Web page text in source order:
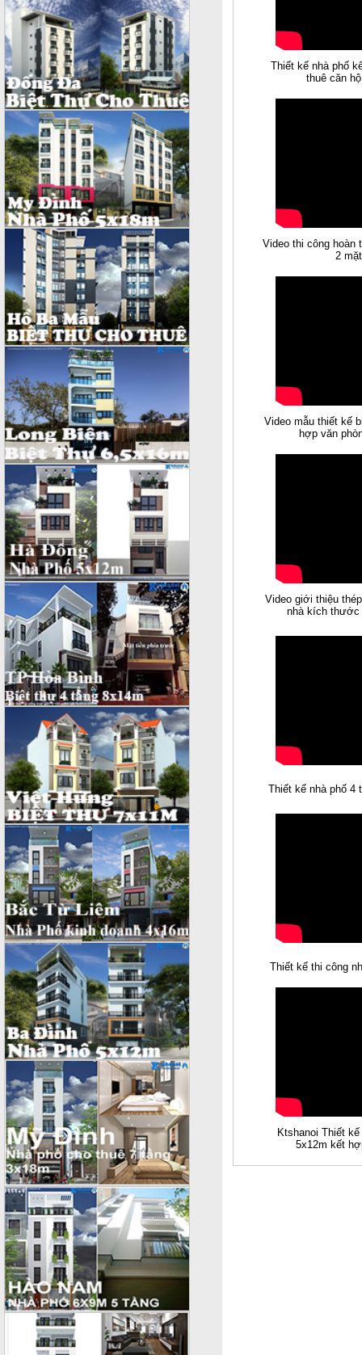
Thiết kế nhà phố
thuê căn
Video thi công hoàn
2
Video mẫu thiết kế
hợp văn
Video giới thiệu
nhà kích thước
Thiết kế nhà phố 4
Thiết kế thi công
Ktshanoi Thiết
5x12m kết